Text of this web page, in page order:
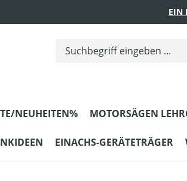
EIN
NEUHEITEN% MOTORSÄGEN
EINACHS-GERÄTETRÄGER